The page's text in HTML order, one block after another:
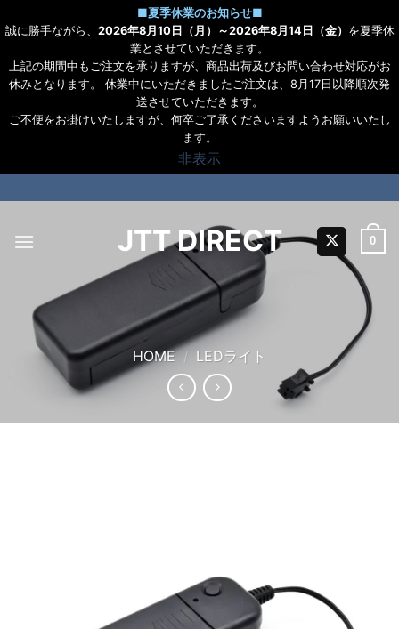
■夏季休業のお知らせ■
誠に勝手ながら、 2026年8月10日（月）～2026年8月14日（金） を夏季休
業とさせていただきます。
上記の期間中もご注文を承りますが、商品出荷及びお問い合わせ対応がお
休みとなります。 休業中にいただきましたご注文は、8月17日以降順次発
送させていただきます。
ご不便をお掛けいたしますが、何卒ご了承くださいますようお願いいたし
ます。
非表示
to
JTT DIRECT 0
HOME / LEDライト